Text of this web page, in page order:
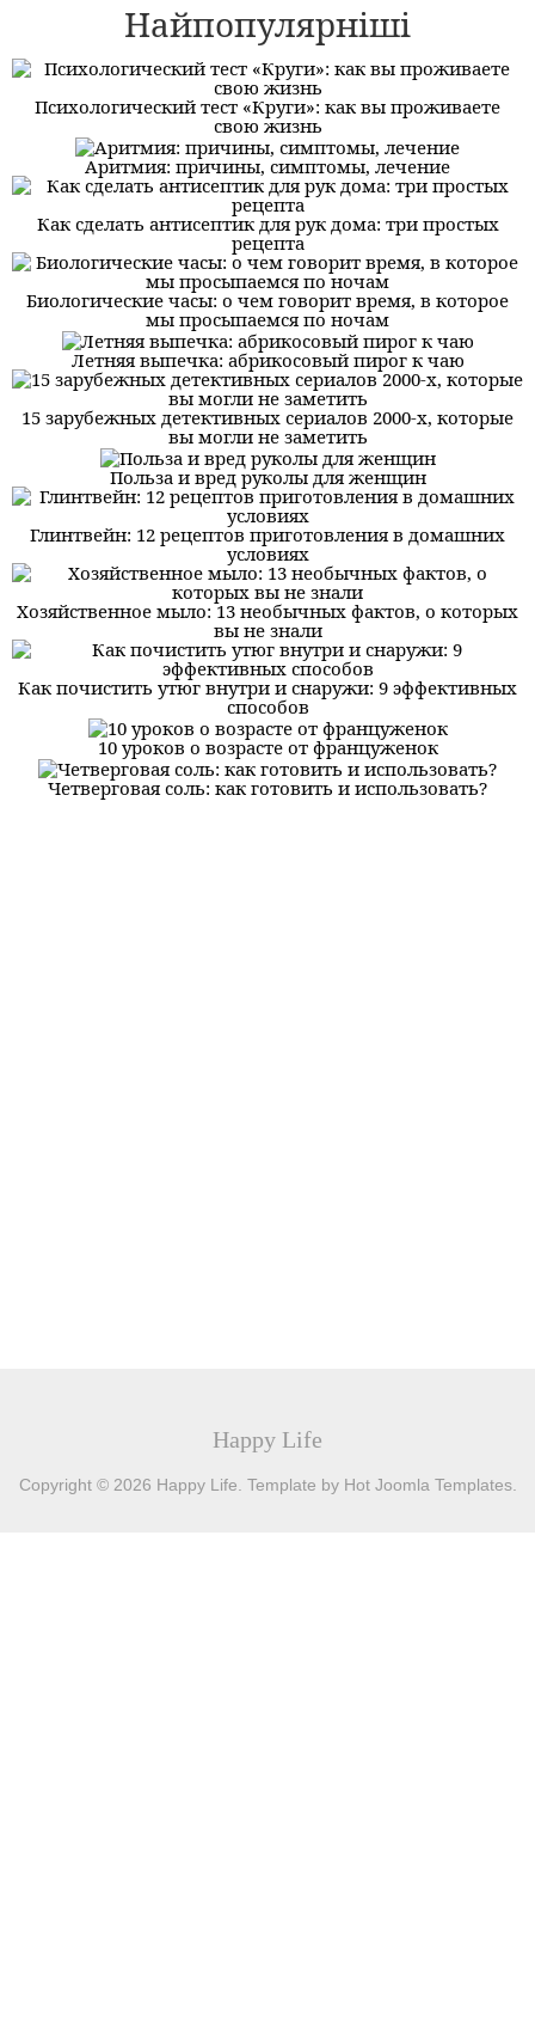
Найпопулярніші
Психологический тест «Круги»: как вы проживаете
свою жизнь
Аритмия: причины, симптомы, лечение
Как сделать антисептик для рук дома: три простых
рецепта
Биологические часы: о чем говорит время, в которое
мы просыпаемся по ночам
Летняя выпечка: абрикосовый пирог к чаю
15 зарубежных детективных сериалов 2000-х, которые
вы могли не заметить
Польза и вред руколы для женщин
Глинтвейн: 12 рецептов приготовления в домашних
условиях
Хозяйственное мыло: 13 необычных фактов, о которых
вы не знали
Как почистить утюг внутри и снаружи: 9 эффективных
способов
10 уроков о возрасте от француженок
Четверговая соль: как готовить и использовать?
Happy Life
Copyright © 2026 Happy Life. Template by Hot Joomla Templates.